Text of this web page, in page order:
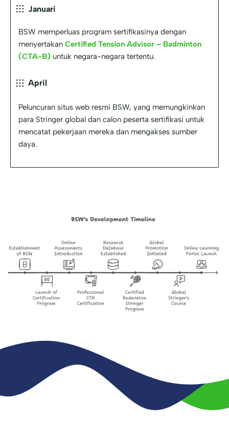
Januari
BSW memperluas program sertifikasinya dengan
menyertakan Certified Tension Advisor – Badminton
(CTA-B) untuk negara-negara tertentu.
April
Peluncuran situs web resmi BSW, yang memungkinkan
para Stringer global dan calon peserta sertifikasi untuk
mencatat pekerjaan mereka dan mengakses sumber
daya.